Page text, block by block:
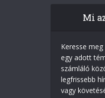
Mi
Keresse
egy adott
számláló
legfrissebb
vagy